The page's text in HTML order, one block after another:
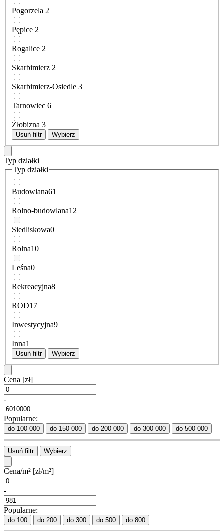
Pogorzela 2
Pępice 2
Rogalice 2
Skarbimierz 2
Skarbimierz-Osiedle 3
Tarnowiec 6
Żłobizna 3
Usuń filtr Wybierz
Typ działki
Typ działki
Budowlana61
Rolno-budowlana12
Siedliskowa0
Rolna10
Leśna0
Rekreacyjna8
ROD17
Inwestycyjna9
Inna1
Usuń filtr Wybierz
Cena [zł]
-
Popularne:
do 100 000 do 150 000 do 200 000 do 300 000 do 500 000
Usuń filtr Wybierz
Cena/m² [zł/m²]
-
Popularne:
do 100 do 200 do 300 do 500 do 800